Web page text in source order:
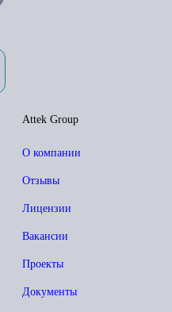
Attek Group
О компании
Отзывы
Лицензии
Вакансии
Проекты
Документы